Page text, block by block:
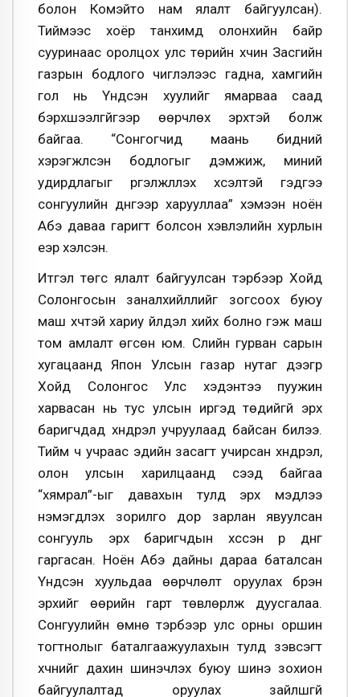
болон Комэйто нам ялалт байгуулсан).
Тиймээс хоёр танхимд олонхийн байр
сууринаас оролцох улс төрийн хүчин Засгийн
газрын бодлого чиглэлээс гадна, хамгийн
гол нь Үндсэн хуулийг ямарваа саад
бэрхшээлгүйгээр өөрчлөх эрхтэй болж
байгаа. “Сонгогчид маань бидний
хэрэгжүүлсэн бодлогыг дэмжиж, миний
удирдлагыг үргэлжлүүлэх хүсэлтэй гэдгээ
сонгуулийн дүнгээр харууллаа” хэмээн ноён
Абэ даваа гаригт болсон хэвлэлийн хурлын
үеэр хэлсэн.
Итгэл төгс ялалт байгуулсан тэрбээр Хойд
Солонгосын заналхийллийг зогсоох буюу
маш хүчтэй хариу үйлдэл хийх болно гэж маш
том амлалт өгсөн юм. Сүүлийн гурван сарын
хугацаанд Япон Улсын газар нутаг дээгүүр
Хойд Солонгос Улс хэдэнтээ пуужин
харвасан нь тус улсын иргэд төдийгүй эрх
баригчдад хүндрэл учруулаад байсан билээ.
Тийм ч учраас эдийн засагт учирсан хүндрэл,
олон улсын харилцаанд үүсээд байгаа
“хямрал”-ыг давахын тулд эрх мэдлээ
нэмэгдүүлэх зорилго дор зарлан явуулсан
сонгууль эрх баригчдын хүссэн үр дүнг
гаргасан. Ноён Абэ дайны дараа баталсан
Үндсэн хуульдаа өөрчлөлт оруулах бүрэн
эрхийг өөрийн гарт төвлөрүүлж дуусгалаа.
Сонгуулийн өмнө тэрбээр улс орны оршин
тогтнолыг баталгаажуулахын тулд зэвсэгт
хүчнийг дахин шинэчлэх буюу шинэ зохион
байгуулалтад оруулах зайлшгүй